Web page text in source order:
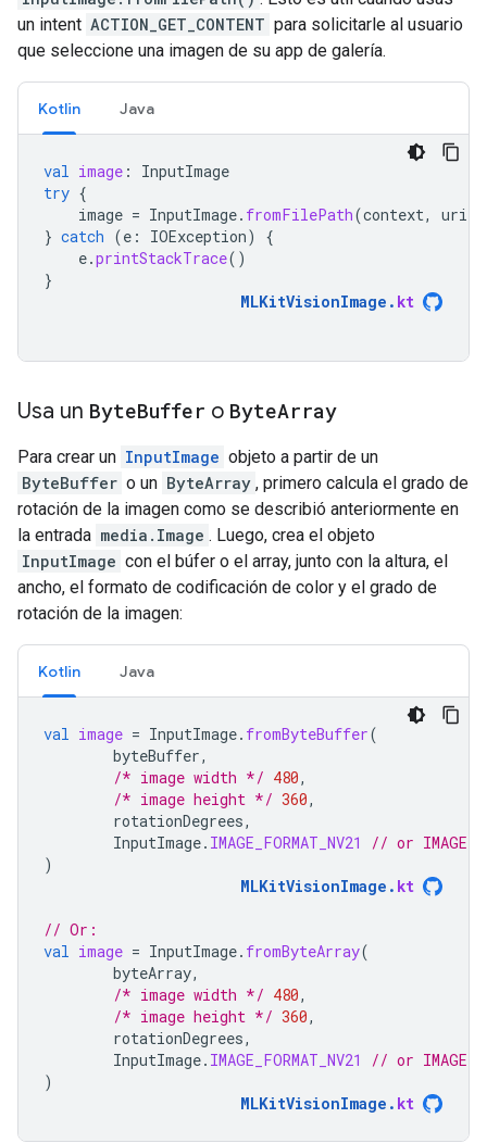
un intent ACTION_GET_CONTENT para solicitarle al usuario
que seleccione una imagen de su app de galería.
Kotlin Java
val image :
InputImage
try {
image = InputImage. fromFilePath(context, uri
} catch (e : IOException)
{
e.printStackTrace()
}
MLKitVisionImage . kt
Usa un ByteBuffer o ByteArray
Para crear un InputImage objeto a partir de un
ByteBuffer o un ByteArray , primero calcula el grado de
rotación de la imagen como se describió anteriormente en
la entrada media.Image . Luego, crea el objeto
InputImage con el búfer o el array, junto con la altura, el
ancho, el formato de codificación de color y el grado de
rotación de la imagen:
Kotlin Java
val image = InputImage. fromByteBuffer(
byteBuffer,
/* image width */ 480,
/* image height */ 360,
rotationDegrees,
InputImage. IMAGE_FORMAT_NV21
// or
)
MLKitVisionImage . kt
// Or:
val image = InputImage. fromByteArray(
byteArray,
/* image width */ 480,
/* image height */ 360,
rotationDegrees,
InputImage. IMAGE_FORMAT_NV21
// or
)
MLKitVisionImage . kt